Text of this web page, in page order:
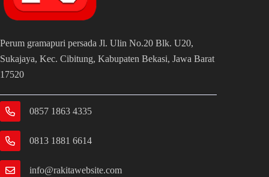
Perum gramapuri persada Jl. Ulin No.20 Blk. U20,
Sukajaya, Kec. Cibitung, Kabupaten Bekasi, Jawa Barat
17520
0857 1863 4335
0813 1881 6614
info@rakitawebsite.com